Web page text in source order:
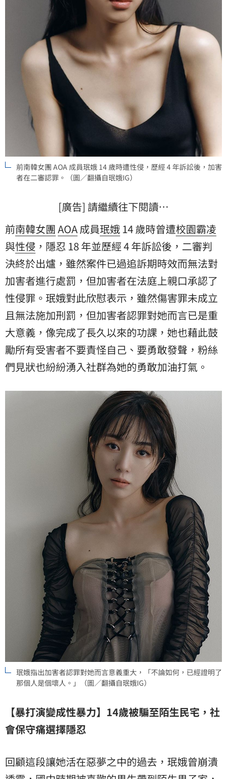
前南韓女團 AOA 成員珉娥 14 歲時遭性侵，歷經 4 年訴訟後，加害
者在二審認罪。（圖／翻攝自珉娥IG）
[廣告] 請繼續往下閱讀…
前南韓女團 AOA成員珉娥14 歲時曾遭校園霸凌
與性侵 ，隱忍 18 年並歷經 4 年訴訟後，二審判
決終於出爐，雖然案件已過追訴期時效而無法對
加害者進行處罰，但加害者在法庭上親口承認了
性侵罪 。珉娥對此欣慰表示，雖然傷害罪未成立
且無法施加刑罰，但加害者認罪對她而言已是重
大意義，像完成了長久以來的功課，她也藉此鼓
勵所有受害者不要責怪自己、要勇敢發聲，粉絲
們見狀也紛紛湧入社群為她的勇敢加油打氣。
珉娥指出加害者認罪對她而言意義重大，「不論如何，已經證明了
那個人是個壞人。」（圖／翻攝自珉娥IG）
【暴打演變成性暴力】14歲被騙至陌生民宅，社
會保守痛選擇隱忍
回顧這段讓她活在惡夢之中的過去，珉娥曾崩潰